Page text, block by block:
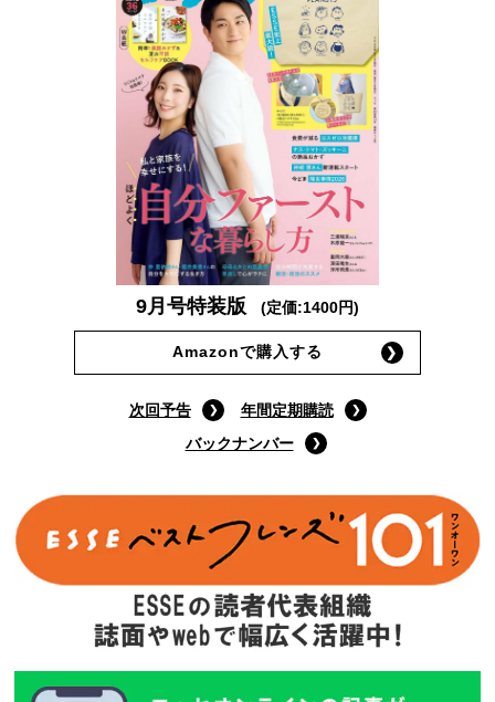
9月号特装版 (定価:1400円)
Amazonで購入する
次回予告
年間定期購読
バックナンバー